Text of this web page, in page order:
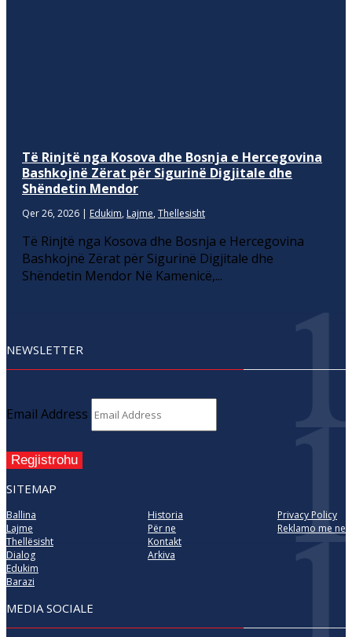
Të Rinjtë nga Kosova dhe Bosnja e Hercegovina
Bashkojnë Zërat për Sigurinë Digjitale dhe
Shëndetin Mendor
Qer 26, 2026 | Edukim, Lajme, Thellesisht
Të Rinjtë nga Kosova dhe Bosnja e Hercegovina
Bashkojnë Zërat për Sigurinë Digjitale dhe
Shëndetin Mendor Në Kamenicë,...
NEWSLETTER
Email Address
Regjistrohu
SITEMAP
Ballina
Lajme
Thellësisht
Dialog
Edukim
Barazi
Historia
Për ne
Kontakt
Arkiva
Privacy Policy
Reklamo me ne
MEDIA SOCIALE